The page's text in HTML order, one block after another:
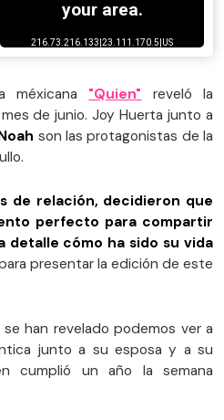
méxicana "Quien" reveló la
de junio. Joy Huerta junto a
son las protagonistas de la
de relación, decidieron que
perfecto para compartir
detalle cómo ha sido su vida
presentar la edición de este
han revelado podemos ver a
junto a su esposa y a su
cumplió un año la semana